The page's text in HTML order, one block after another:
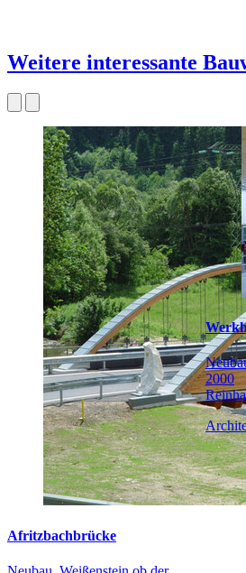
Weitere interessante
Afritzbachbrücke
2000